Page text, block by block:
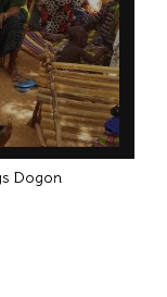
Dogon